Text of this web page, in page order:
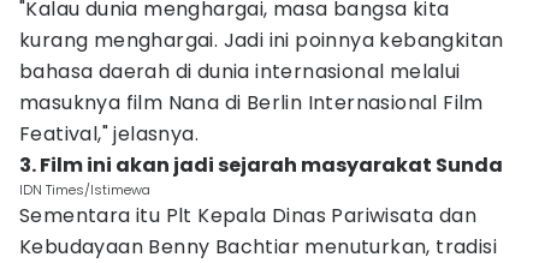
"Kalau dunia menghargai, masa bangsa kita
kurang menghargai. Jadi ini poinnya kebangkitan
bahasa daerah di dunia internasional melalui
masuknya film Nana di Berlin Internasional Film
Featival," jelasnya.
3. Film ini akan jadi sejarah masyarakat Sunda
IDN Times/Istimewa
Sementara itu Plt Kepala Dinas Pariwisata dan
Kebudayaan Benny Bachtiar menuturkan, tradisi